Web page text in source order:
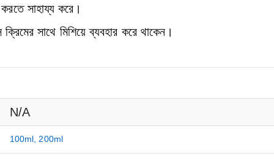
সাহায্য করে।
সাথে মিশিয়ে ব্যবহার করে থাকেন।
N/A
100ml, 200ml